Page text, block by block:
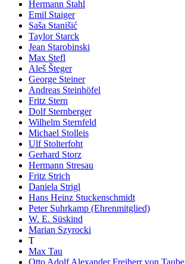
Hermann Stahl
Emil Staiger
Saša Stanišić
Taylor Starck
Jean Starobinski
Max Stefl
Aleš Šteger
George Steiner
Andreas Steinhöfel
Fritz Stern
Dolf Sternberger
Wilhelm Sternfeld
Michael Stolleis
Ulf Stolterfoht
Gerhard Storz
Hermann Stresau
Fritz Strich
Daniela Strigl
Hans Heinz Stuckenschmidt
Peter Suhrkamp (Ehrenmitglied)
W. E. Süskind
Marian Szyrocki
T
Max Tau
Otto Adolf Alexander Freiherr von Taube